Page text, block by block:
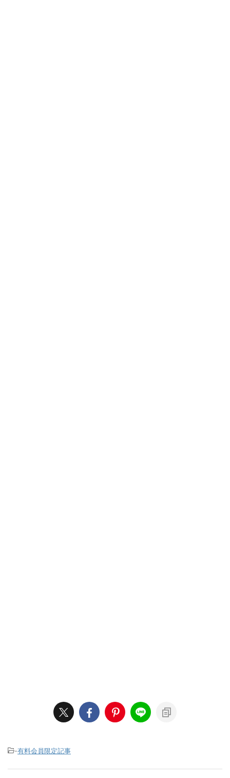
-有料会員限定記事